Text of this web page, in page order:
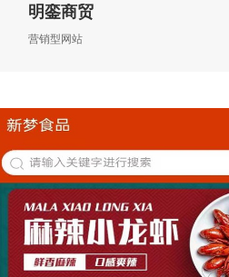
明銮商贸
营销型网站